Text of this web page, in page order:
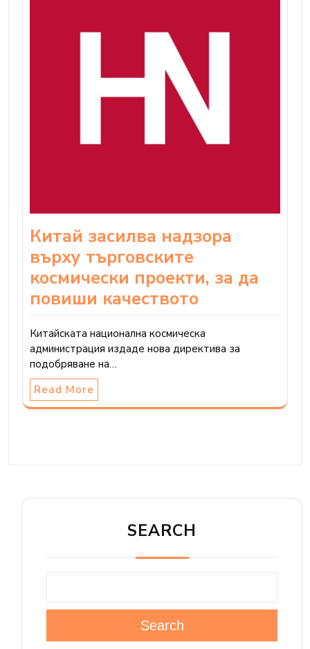
Китай засилва надзора
върху търговските
космически проекти, за да
повиши качеството
Китайската национална космическа
администрация издаде нова директива за
подобряване на…
Read More
SEARCH
Search